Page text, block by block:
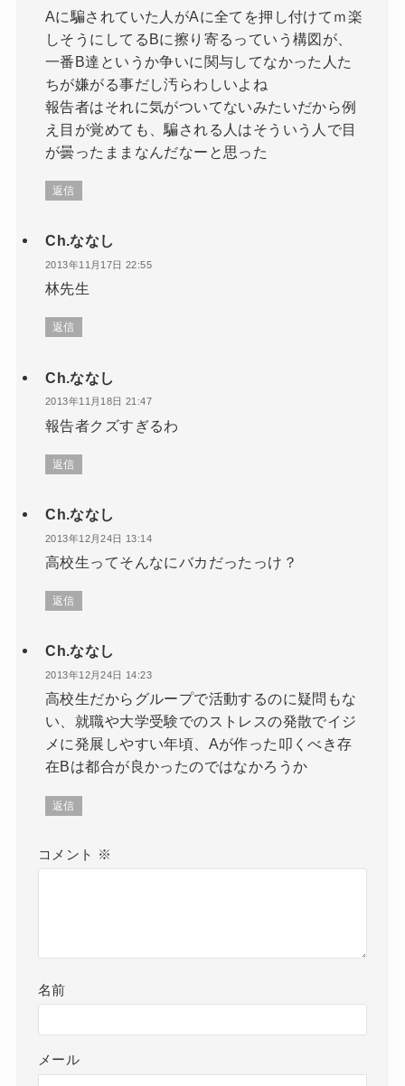
Aに騙されていた人がAに全てを押し付けてｍ楽
しそうにしてるBに擦り寄るっていう構図が、
一番B達というか争いに関与してなかった人た
ちが嫌がる事だし汚らわしいよね
報告者はそれに気がついてないみたいだから例
え目が覚めても、騙される人はそういう人で目
が曇ったままなんだなーと思った
返信
Ch.ななし
2013年11月17日 22:55
林先生
返信
Ch.ななし
2013年11月18日 21:47
報告者クズすぎるわ
返信
Ch.ななし
2013年12月24日 13:14
高校生ってそんなにバカだったっけ？
返信
Ch.ななし
2013年12月24日 14:23
高校生だからグループで活動するのに疑問もな
い、就職や大学受験でのストレスの発散でイジ
メに発展しやすい年頃、Aが作った叩くべき存
在Bは都合が良かったのではなかろうか
返信
コメント ※
名前
メール